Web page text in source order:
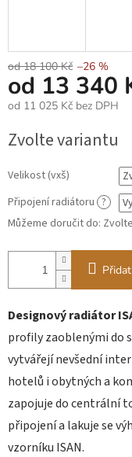
od 18 100 Kč –26 %
od 13 340
od 11 025 Kč bez DPH
cena:
Zvolte variantu
Velikost (vxš)
Připojení radiátoru ?
Můžeme doručit do:
Designový radiátor
profily zaoblenými do
vytvářejí nevšední
hotelů i obytných a
zapojuje do centrální
připojení a lakuje se
vzorníku ISAN.